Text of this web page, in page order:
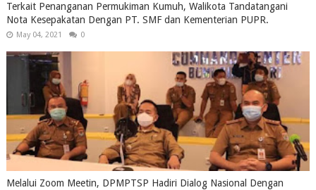
Terkait Penanganan Permukiman Kumuh, Walikota Tandatangani
Nota Kesepakatan Dengan PT. SMF dan Kementerian PUPR.
May 04, 2021 0
Melalui Zoom Meetin, DPMPTSP Hadiri Dialog Nasional Dengan